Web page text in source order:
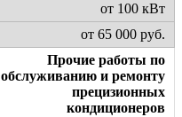
от 100 кВт
от 65 000 руб.
Прочие работы по
обслуживанию и ремонту
прецизионных
кондиционеров